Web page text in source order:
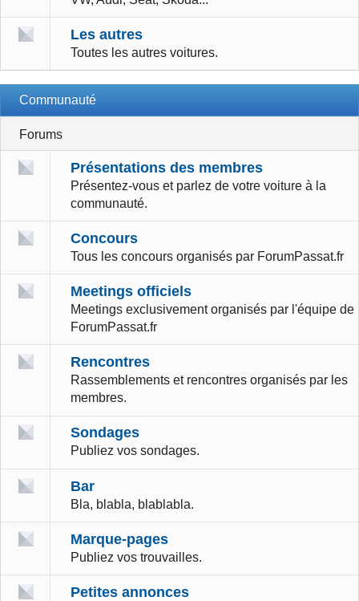
Les autres
Toutes les autres voitures.
Communauté
Forums
Présentations des membres
Présentez-vous et parlez de votre voiture à la
communauté.
Concours
Tous les concours organisés par ForumPassat.fr
Meetings officiels
Meetings exclusivement organisés par l'équipe de
ForumPassat.fr
Rencontres
Rassemblements et rencontres organisés par les
membres.
Sondages
Publiez vos sondages.
Bar
Bla, blabla, blablabla.
Marque-pages
Publiez vos trouvailles.
Petites annonces